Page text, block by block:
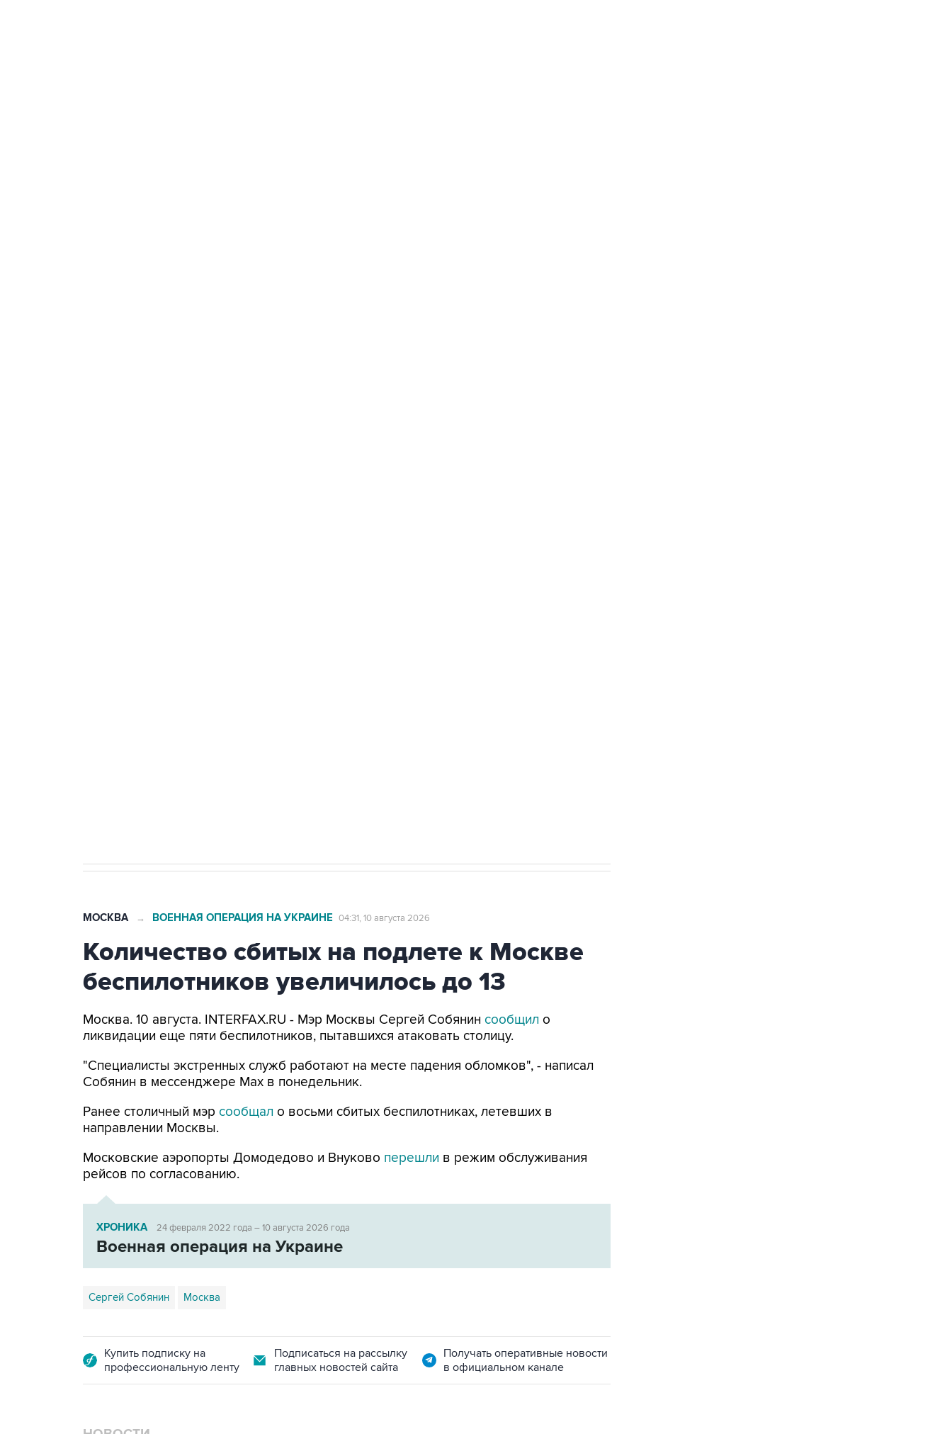
МОСКВА → ВОЕННАЯ ОПЕРАЦИЯ НА УКРАИНЕ 04:31, 10 августа 2026
Количество сбитых на подлете к Москве
беспилотников увеличилось до 13
Москва. 10 августа. INTERFAX.RU - Мэр Москвы Сергей Собянин сообщил о
ликвидации еще пяти беспилотников, пытавшихся атаковать столицу.
"Специалисты экстренных служб работают на месте падения обломков", - написал
Собянин в мессенджере Max в понедельник.
Ранее столичный мэр сообщал о восьми сбитых беспилотниках, летевших в
направлении Москвы.
Московские аэропорты Домодедово и Внуково перешли в режим обслуживания
рейсов по согласованию.
ХРОНИКА 24 февраля 2022 года – 10 августа 2026 года
Военная операция на Украине
Сергей Собянин Москва
Купить подписку на
профессиональную ленту
Подписаться на рассылку
главных новостей сайта
Получать оперативные новости
в официальном канале